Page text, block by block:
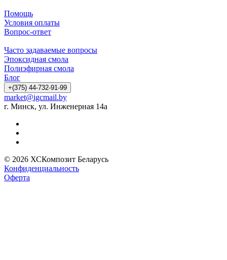
Помощь
Условия оплаты
Вопрос-ответ
Часто задаваемые вопросы
Эпоксидная смола
Полиэфирная смола
Блог
+(375) 44-732-91-99
market@igcmail.by
г. Минск, ул. Инженерная 14а
© 2026 ХСКомпозит Беларусь
Конфиденциальность
Оферта